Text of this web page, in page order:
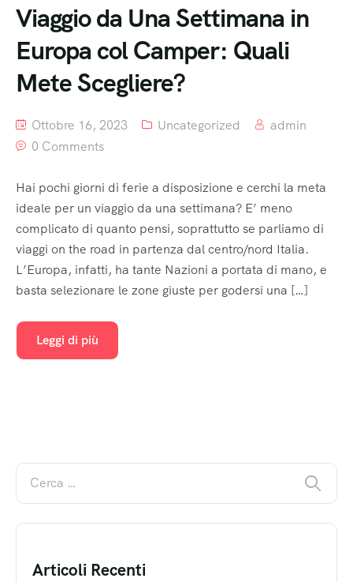
Viaggio da Una Settimana in
Europa col Camper: Quali
Mete Scegliere?
Ottobre 16, 2023 Uncategorized
admin
0 Comments
Hai pochi giorni di ferie a disposizione e cerchi la meta
ideale per un viaggio da una settimana? E’ meno
complicato di quanto pensi, soprattutto se parliamo di
viaggi on the road in partenza dal centro/nord Italia.
L’Europa, infatti, ha tante Nazioni a portata di mano, e
basta selezionare le zone giuste per godersi una […]
Leggi di più
Articoli Recenti